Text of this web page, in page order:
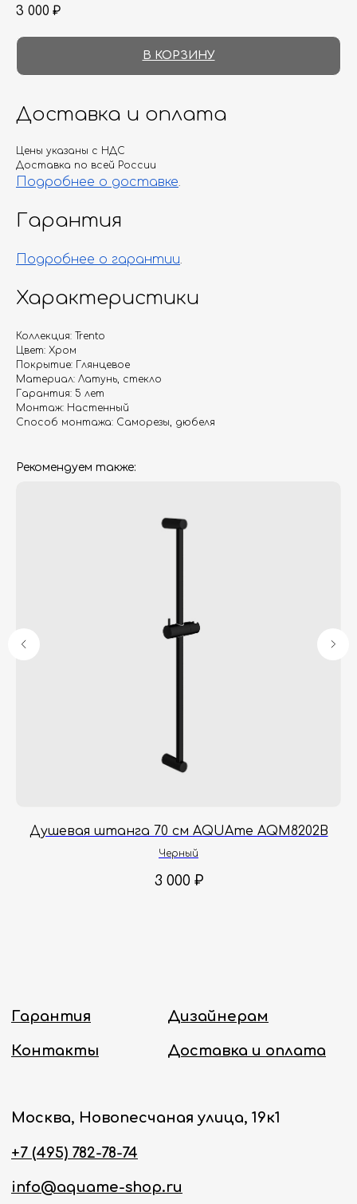
3 000 ₽
В КОРЗИНУ
Доставка и оплата
Цены указаны с НДС
Доставка по всей России
Подробнее о доставке.
Гарантия
Подробнее о гарантии.
Характеристики
Коллекция: Trento
Цвет: Хром
Покрытие: Глянцевое
Материал: Латунь, стекло
Гарантия: 5 лет
Монтаж: Настенный
Способ монтажа: Саморезы, дюбеля
Рекомендуем также:
Душевая штанга 70 см AQUAme AQM8202B
Черный
3 000 ₽
Москва, Новопесчаная улица, 19к1